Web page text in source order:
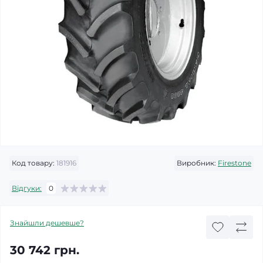
Код товару: 181916 Виробник: Firestone
Відгуки: 0
Знайшли дешевше?
30 742 грн.